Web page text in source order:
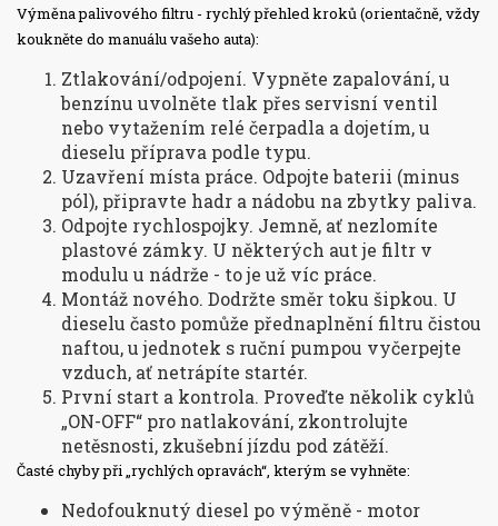
Výměna palivového filtru - rychlý přehled kroků (orientačně, vždy
koukněte do manuálu vašeho auta):
Ztlakování/odpojení. Vypněte zapalování, u
benzínu uvolněte tlak přes servisní ventil
nebo vytažením relé čerpadla a dojetím, u
dieselu příprava podle typu.
Uzavření místa práce. Odpojte baterii (minus
pól), připravte hadr a nádobu na zbytky paliva.
Odpojte rychlospojky. Jemně, ať nezlomíte
plastové zámky. U některých aut je filtr v
modulu u nádrže - to je už víc práce.
Montáž nového. Dodržte směr toku šipkou. U
dieselu často pomůže přednaplnění filtru čistou
naftou, u jednotek s ruční pumpou vyčerpejte
vzduch, ať netrápíte startér.
První start a kontrola. Proveďte několik cyklů
„ON-OFF“ pro natlakování, zkontrolujte
netěsnosti, zkušební jízdu pod zátěží.
Časté chyby při „rychlých opravách“, kterým se vyhněte:
Nedofouknutý diesel po výměně - motor